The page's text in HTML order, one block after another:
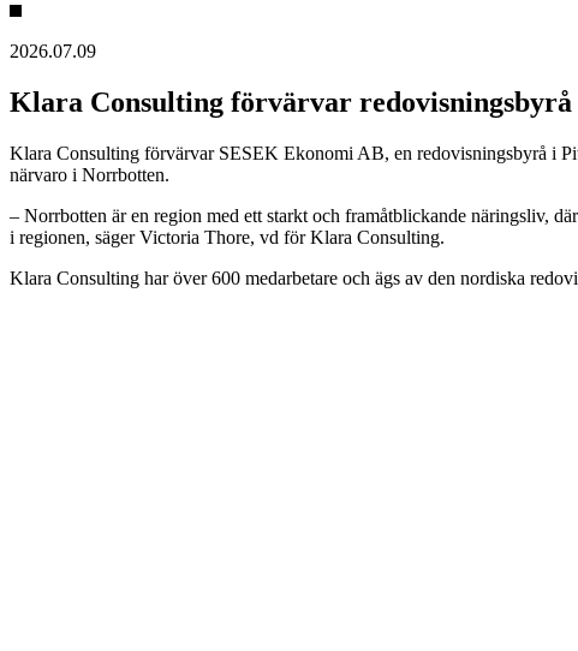
2026.07.09
Klara Consulting förvärvar redovisningsbyrå
Klara Consulting förvärvar SESEK Ekonomi AB, en redovisningsbyrå i
närvaro i Norrbotten.
– Norrbotten är en region med ett starkt och framåtblickande näringsliv,
i regionen, säger Victoria Thore, vd för Klara Consulting.
Klara Consulting har över 600 medarbetare och ägs av den nordiska